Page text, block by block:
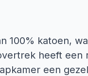
100% katoen,
heeft een
een